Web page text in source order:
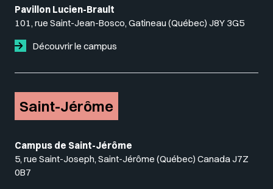
Pavillon Lucien-Brault
101, rue Saint-Jean-Bosco, Gatineau (Québec) J8Y 3G5
Découvrir le campus
Saint-Jérôme
Campus de Saint-Jérôme
5, rue Saint-Joseph, Saint-Jérôme (Québec) Canada J7Z
0B7